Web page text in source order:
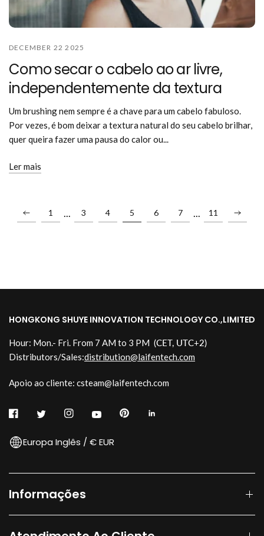
DECEMBER 22 2025
Como secar o cabelo ao ar livre,
independentemente da textura
Um brushing nem sempre é a chave para um cabelo fabuloso.
Por vezes, é bom deixar a textura natural do seu cabelo brilhar,
quer queira fazer uma pausa do calor ou...
Ler mais
1 ... 3 4 5 6 7 ... 11
HONGKONG SHUYE INNOVATION TECHNOLOGY CO.,LIMITED
Hour: Mon.- Fri. From 7 AM to 3 PM (CET, UTC+2)
Distributors/Sales:distribution@laifentech.com
Apoio ao cliente: csteam@laifentech.com
Europa Inglês / € EUR
Informações